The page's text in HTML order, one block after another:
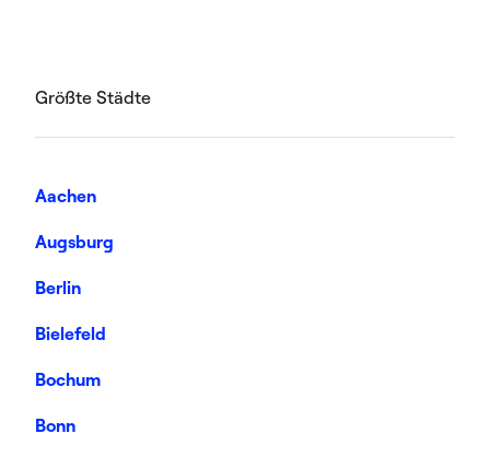
Größte Städte
Aachen
Augsburg
Berlin
Bielefeld
Bochum
Bonn